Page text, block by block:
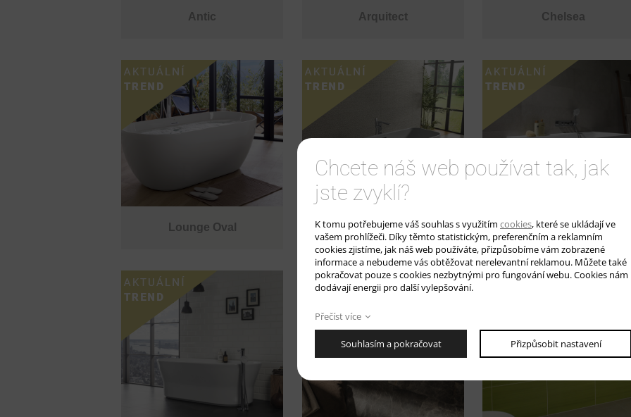
Antic Arquitect Chelsea
Lounge Oval Lounge Square Pure Line
Chcete náš web používat tak, jak
jste zvyklí?
K tomu potřebujeme váš souhlas s využitím cookies, které se ukládají ve
vašem prohlížeči. Díky těmto statistickým, preferenčním a reklamním
cookies zjistíme, jak náš web používáte, přizpůsobíme vám zobrazené
informace a nebudeme vás obtěžovat nerelevantní reklamou. Můžete také
pokračovat pouze s cookies nezbytnými pro fungování webu. Cookies nám
dodávají energii pro další vylepšování.
Přečíst více
Souhlasím a pokračovat Přizpůsobit nastavení